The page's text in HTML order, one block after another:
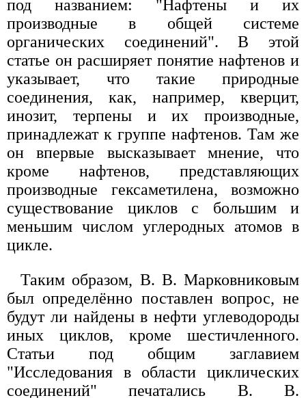
под названием: "Нафтены и их
производные в общей системе
органических соединений". В этой
статье он расширяет понятие нафтенов и
указывает, что такие природные
соединения, как, например, кверцит,
инозит, терпены и их производные,
принадлежат к группе нафтенов. Там же
он впервые высказывает мнение, что
кроме нафтенов, представляющих
производные гексаметилена, возможно
существование циклов с большим и
меньшим числом углеродных атомов в
цикле.
Таким образом, В. В. Марковниковым
был определённо поставлен вопрос, не
будут ли найдены в нефти углеводороды
иных циклов, кроме шестичленного.
Статьи под общим заглавием
"Исследования в области циклических
соединений" печатались В. В.